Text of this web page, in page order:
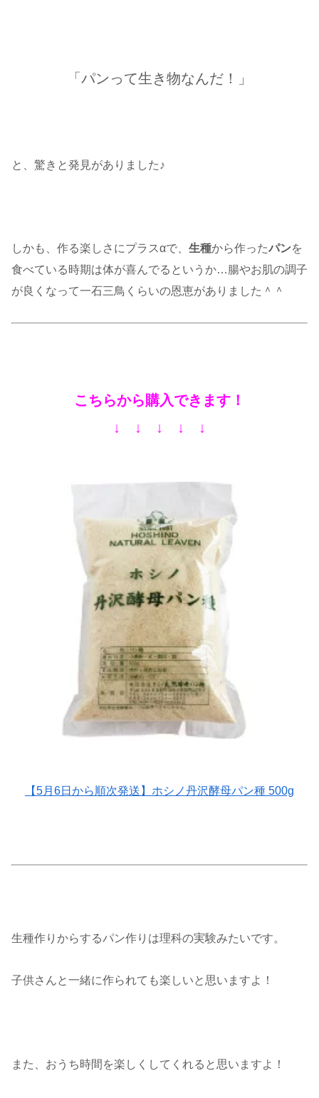
「パンって生き物なんだ！」
と、驚きと発見がありました♪
しかも、作る楽しさにプラスαで、 生種から作ったパンを
食べている時期は体が喜んでるというか…腸やお肌の調子
が良くなって一石三鳥くらいの恩恵がありました＾＾
こちらから購入できます！
↓ ↓ ↓ ↓ ↓
【5月6日から順次発送】ホシノ丹沢酵母パン種 500g
生種作りからするパン作りは理科の実験みたいです。
子供さんと一緒に作られても楽しいと思いますよ！
また、おうち時間を楽しくしてくれると思いますよ！